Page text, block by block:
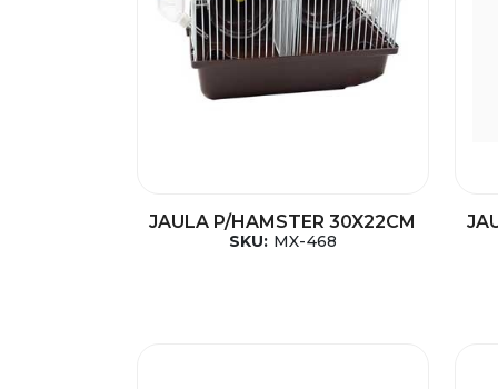
JAULA P/HAMSTER 30X22CM
SKU: MX-468